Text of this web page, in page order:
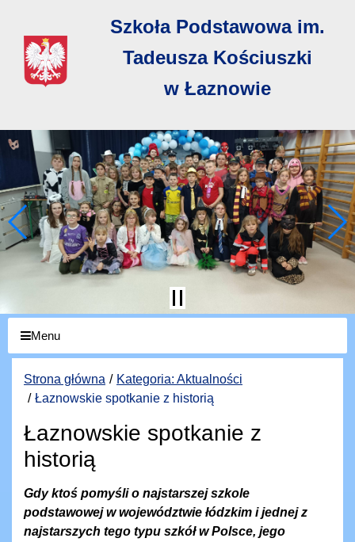
Szkoła Podstawowa im.
Tadeusza Kościuszki
w Łaznowie
Menu
Strona główna
Kategoria: Aktualności
Łaznowskie spotkanie z historią
Łaznowskie spotkanie z
historią
Gdy ktoś pomyśli o najstarszej szkole
podstawowej w województwie łódzkim i jednej z
najstarszych tego typu szkół w Polsce, jego